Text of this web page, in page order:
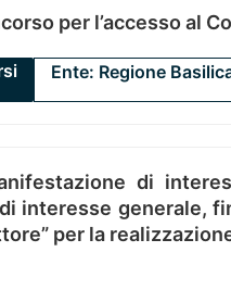
per l’accesso al
Ente: Regione
di
interesse generale,
per la